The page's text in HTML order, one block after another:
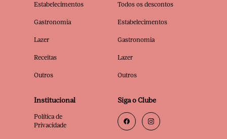
Estabelecimentos
Gastronomia
Lazer
Receitas
Outros
Todos os descontos
Estabelecimentos
Gastronomia
Lazer
Outros
Institucional
Política de
Privacidade
Siga o Clube